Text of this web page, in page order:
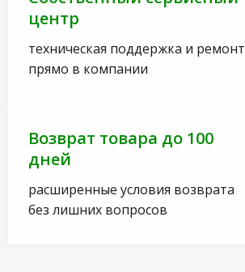
центр
техническая поддержка и ремонт
прямо в компании
Возврат товара до 100
дней
расширенные условия возврата
без лишних вопросов